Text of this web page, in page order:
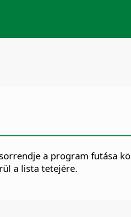
a program futása
a lista tetejére.